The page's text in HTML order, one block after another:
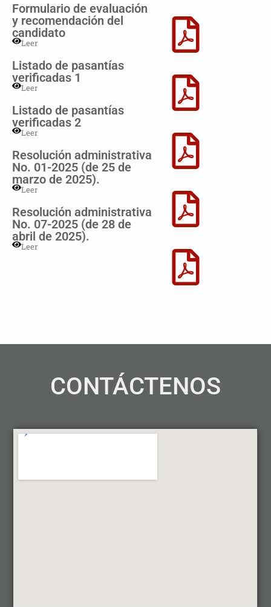
Formulario de evaluación
y recomendación del
candidato
Leer
Listado de pasantías
verificadas 1
Leer
Listado de pasantías
verificadas 2
Leer
Resolución administrativa
No. 01-2025 (de 25 de
marzo de 2025).
Leer
Resolución administrativa
No. 07-2025 (de 28 de
abril de 2025).
Leer
CONTÁCTENOS